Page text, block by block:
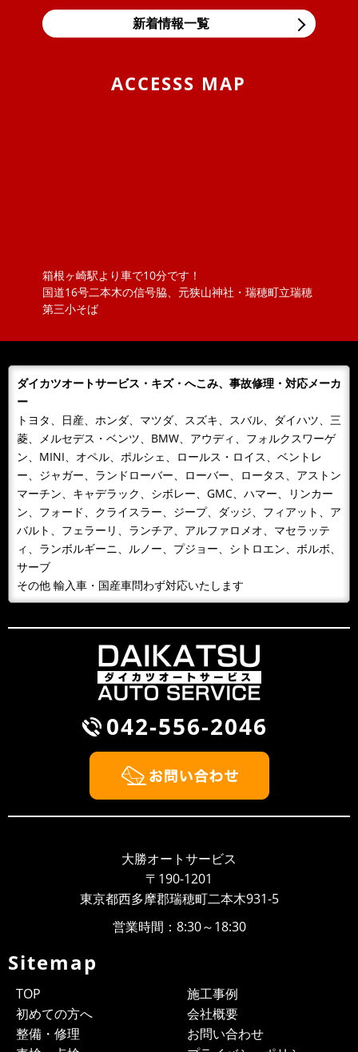
多い直噴エンジンの燃焼室汚れ、...
息子の大好きな箱スカGT-Rと最近うちの息子の車好きが
2018/11/20 NEWS
ボジョレーヌーボ！！
客様にその年のボジョレーをさしあげております。ご購
入の皆様 ありがとうございまし...
カレンダーをお送りします。
今年もあとわずか、来年のカレンダーが届きました！！
日頃、お世話になっているお客様へお届けいたします。
どうぞよろしくお願いいたします...
2018/10/09
NEWS
１０月９日 整備主任者技術講習
１０月９日 整備主任者技術講習会の為ＡＭ１０：００
～ＰＭ４：３０ごろまで工場を閉めています。緊急の場
合携帯に転送となるため042-...
雨が降るとタイヤ屋が儲かる？！
風が吹くと桶屋が儲かるということわざがありますが、
このところ雨が続いて，そのせいかわかりませんが、パ
ンクして走れないから何とかして...
2018/09/30 NEWS
BMW Z3 車検整備
ざいます。このたびウェブサイトを新しく開設いたしま
した。より多くのお客様に大勝オ...
新着情報一覧
ACCESSS MAP
箱根ヶ崎駅より車で10分です！
国道16号二本木の信号脇、元狭山神社・瑞穂町立瑞穂
第三小そば
ダイカツオートサービス・キズ・へこみ、事故修理・対応メーカ
ー
トヨタ、日産、ホンダ、マツダ、スズキ、スバル、ダイハツ、三
菱、メルセデス・ベンツ、BMW、アウディ、フォルクスワーゲ
ン、MINI、オペル、ポルシェ、ロールス・ロイス、ベントレ
ー、ジャガー、ランドローバー、ローバー、ロータス、アストン
マーチン、キャデラック、シボレー、GMC、ハマー、リンカー
ン、フォード、クライスラー、ジープ、ダッジ、フィアット、ア
バルト、フェラーリ、ランチア、アルファロメオ、マセラッテ
ィ、ランボルギーニ、ルノー、プジョー、シトロエン、ボルボ、
サーブ
その他 輸入車・国産車問わず対応いたします
042-556-2046
大勝オートサービス
〒190-1201
東京都西多摩郡瑞穂町二本木931-5
営業時間：8:30～18:30
Sitemap
TOP
初めての方へ
整備・修理
施工事例
会社概要
お問い合わせ